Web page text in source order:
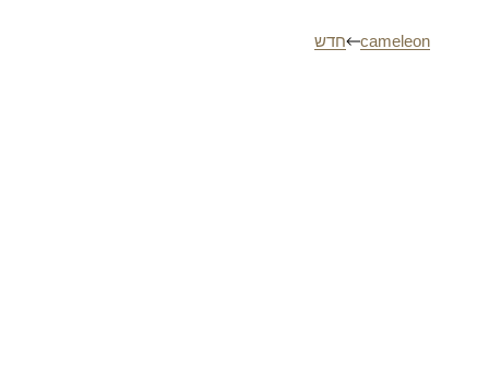
cameleon
חדש